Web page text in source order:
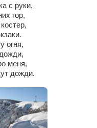
с руки,
гор,
огня,
меня,
дожди.